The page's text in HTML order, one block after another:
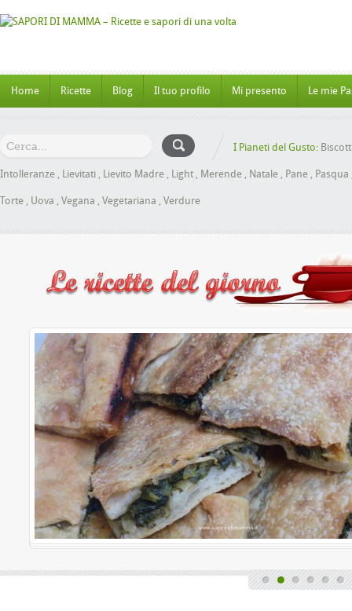
Home Ricette Blog Il tuo profilo Mi presento Le mie
I Pianeti del Gusto:
Intolleranze , Lievitati , Lievito Madre , Light , Merende , Natale , Pane , Pasqua
Torte , Uova , Vegana , Vegetariana , Verdure